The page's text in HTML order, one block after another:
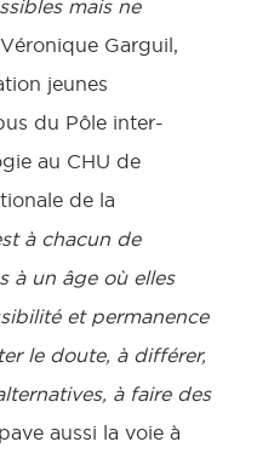
mais ne
Garguil,
jeunes
du Pôle inter-
au CHU de
de la
à chacun de
à un âge où elles
et permanence
le doute, à différer,
à faire des
aussi la voie à